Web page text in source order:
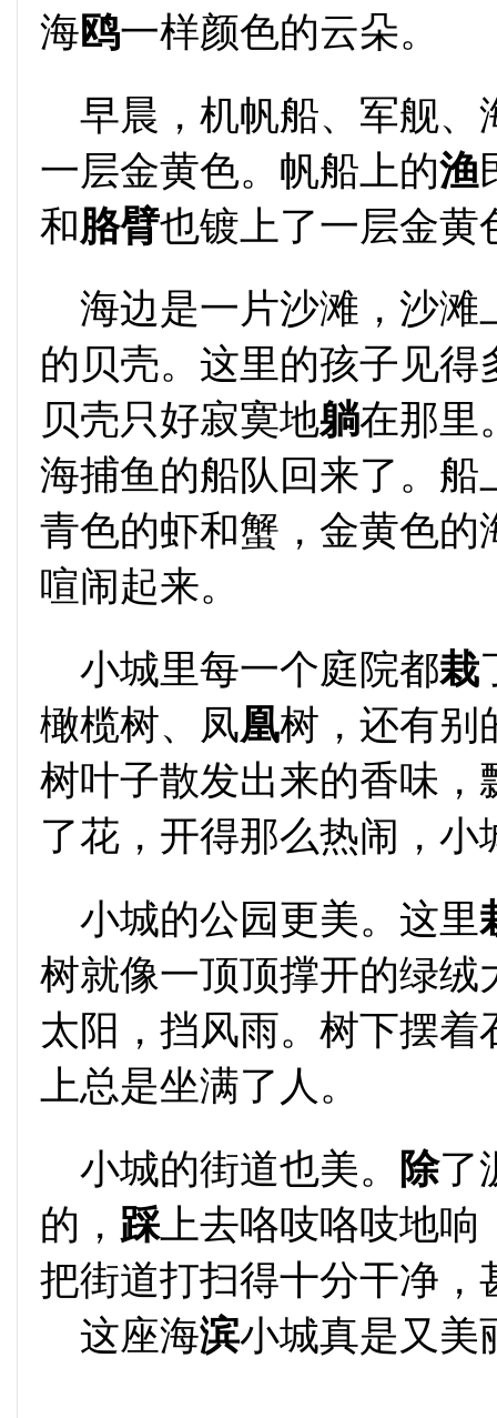
海鸥一样颜色的云朵。
早晨，机帆船、军舰、
一层金黄色。帆船上的渔
和胳臂也镀上了一层金黄
海边是一片沙滩，沙滩
的贝壳。这里的孩子见得
贝壳只好寂寞地躺在那里
海捕鱼的船队回来了。船
青色的虾和蟹，金黄色的
喧闹起来。
小城里每一个庭院都栽
橄榄树、凤凰树，还有别
树叶子散发出来的香味，
了花，开得那么热闹，
小城的公园更美。这里
树就像一顶顶撑开的绿
太阳，挡风雨。树下摆着
上总是坐满了人。
小城的街道也美。
除了
的， 踩上去咯吱咯吱地响
把街道打扫得十分干净
这座海滨小城真是又美